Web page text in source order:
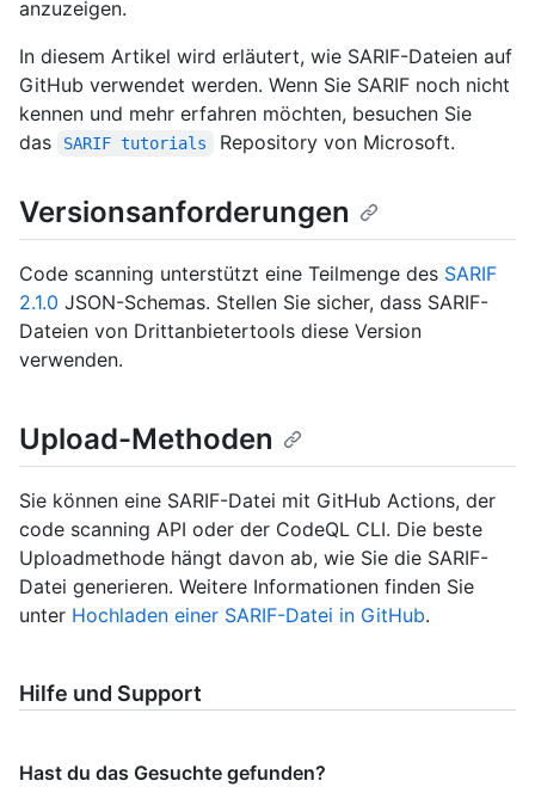
anzuzeigen.
In diesem Artikel wird erläutert, wie SARIF-Dateien auf
GitHub verwendet werden. Wenn Sie SARIF noch nicht
kennen und mehr erfahren möchten, besuchen Sie
das
SARIF tutorials Repository von Microsoft.
Versionsanforderungen
Code scanning unterstützt eine Teilmenge des SARIF
2.1.0 JSON-Schemas. Stellen Sie sicher, dass SARIF-
Dateien von Drittanbietertools diese Version
verwenden.
Upload-Methoden
Sie können eine SARIF-Datei mit GitHub Actions, der
code scanning API oder der CodeQL CLI. Die beste
Uploadmethode hängt davon ab, wie Sie die SARIF-
Datei generieren. Weitere Informationen finden Sie
unter Hochladen einer SARIF-Datei in GitHub.
Hilfe und Support
Hast du das Gesuchte gefunden?